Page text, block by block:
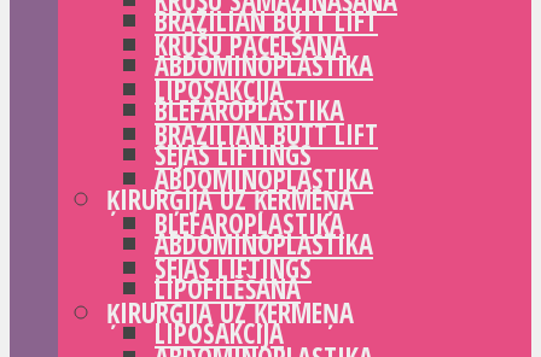
BRAZILIAN BUTT LIFT
ABDOMINOPLASTIKA
BLEFAROPLASTIKA
SEJAS LIFTINGS
ĶIRURĢIJA UZ ĶERMEŅA
ABDOMINOPLASTIKA
LIPOFILĒŠANA
LIPOSAKCIJA
KRŪŠU PACELŠANA
LIPOSAKCIJA
BRAZILIAN BUTT LIFT
ABDOMINOPLASTIKA
BLEFAROPLASTIKA
SEJAS LIFTINGS
ĶIRURĢIJA UZ ĶERMEŅA